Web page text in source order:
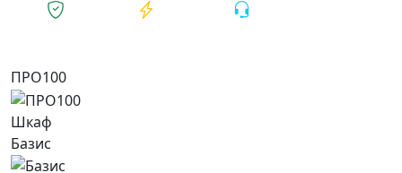
ПРО100
Шкаф
Базис